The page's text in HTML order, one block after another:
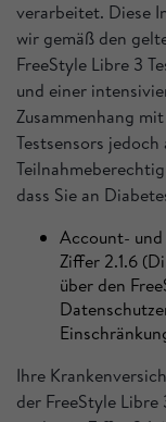
verarbeitet. Diese
wir gemäß den
FreeStyle Libre 3
und einer
Zusammenhang
Testsensors
dass Sie an
Account-
Ziffer 2.1.6
über den
Ihre
der FreeStyle